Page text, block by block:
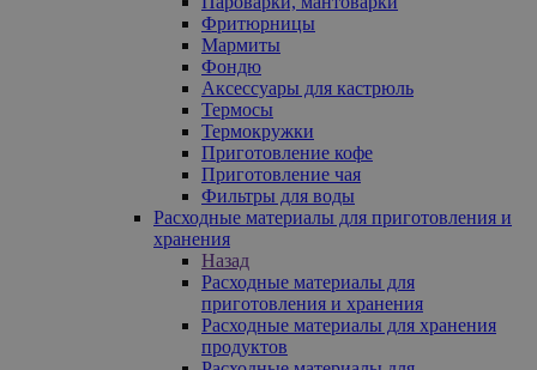
Фритюрницы
Мармиты
Фондю
Аксессуары для кастрюль
Термосы
Термокружки
Приготовление кофе
Приготовление чая
Фильтры для воды
Расходные материалы для приготовления и
хранения
Назад
Расходные материалы для
приготовления и хранения
Расходные материалы для хранения
продуктов